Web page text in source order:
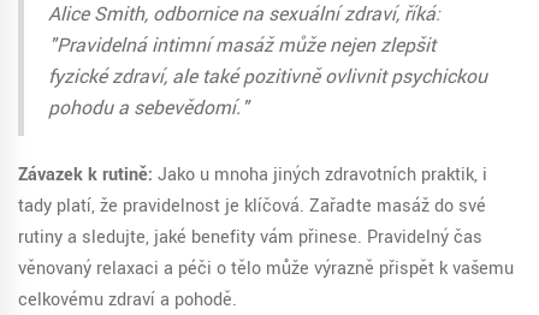
Alice Smith, odbornice na sexuální zdraví, říká:
"Pravidelná intimní masáž může nejen zlepšit
fyzické zdraví, ale také pozitivně ovlivnit psychickou
pohodu a sebevědomí."
Závazek k rutině: Jako u mnoha jiných zdravotních praktik, i
tady platí, že pravidelnost je klíčová. Zařaďte masáž do své
rutiny a sledujte, jaké benefity vám přinese. Pravidelný čas
věnovaný relaxaci a péči o tělo může výrazně přispět k vašemu
celkovému zdraví a pohodě.